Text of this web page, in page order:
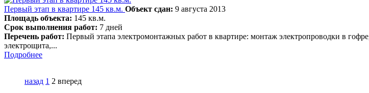
Первый этап в квартире 145 кв.м. Объект сдан: 9 августа 2013
Площадь объекта: 145 кв.м.
Срок выполнения работ: 7 дней
Перечень работ: Первый этапа электромонтажных работ в квартире: монтаж электропроводки в
электрощита,...
Подробнее
назад 1 2 вперед